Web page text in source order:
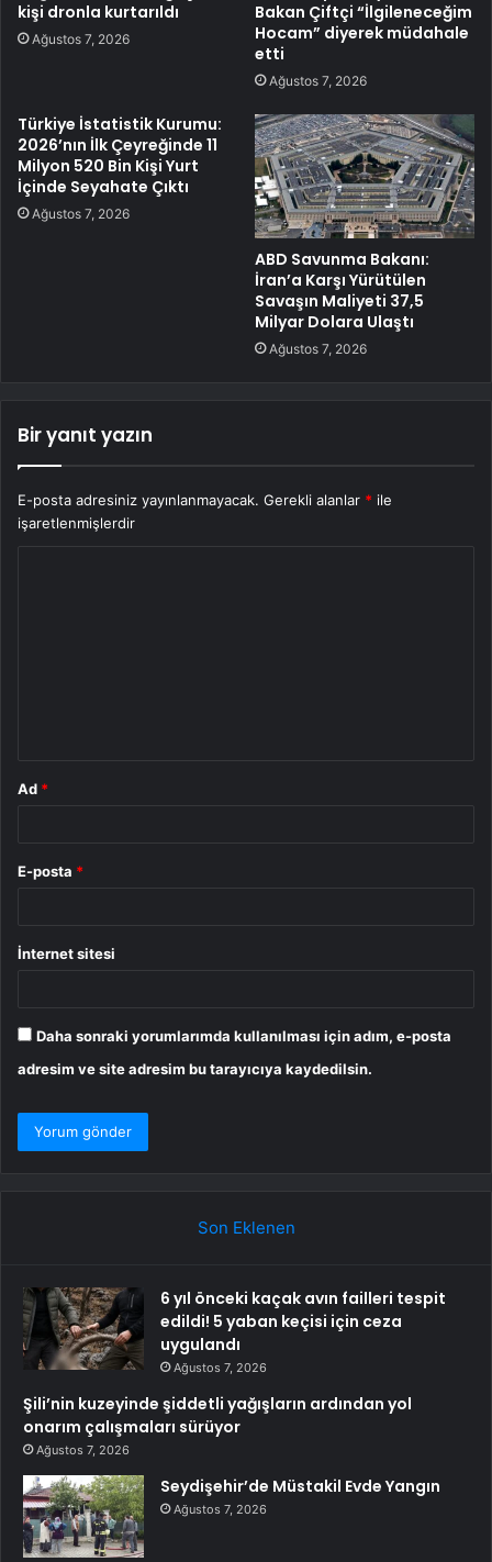
kişi dronla kurtarıldı
Ağustos 7, 2026
Bakan Çiftçi “İlgileneceğim
Hocam” diyerek müdahale
etti
Ağustos 7, 2026
Türkiye İstatistik Kurumu:
2026’nın İlk Çeyreğinde 11
Milyon 520 Bin Kişi Yurt
İçinde Seyahate Çıktı
Ağustos 7, 2026
ABD Savunma Bakanı:
İran’a Karşı Yürütülen
Savaşın Maliyeti 37,5
Milyar Dolara Ulaştı
Ağustos 7, 2026
Bir yanıt yazın
E-posta adresiniz yayınlanmayacak. Gerekli alanlar * ile
işaretlenmişlerdir
Ad *
E-posta *
İnternet sitesi
Daha sonraki yorumlarımda kullanılması için adım, e-posta
adresim ve site adresim bu tarayıcıya kaydedilsin.
Son Eklenen
6 yıl önceki kaçak avın failleri tespit
edildi! 5 yaban keçisi için ceza
uygulandı
Ağustos 7, 2026
Şili’nin kuzeyinde şiddetli yağışların ardından yol
onarım çalışmaları sürüyor
Ağustos 7, 2026
Seydişehir’de Müstakil Evde Yangın
Ağustos 7, 2026